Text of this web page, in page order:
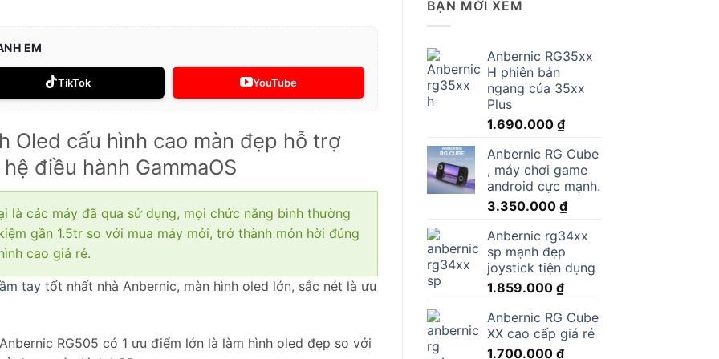
BẠN MỚI XEM
Anbernic RG35xx
H phiên bản
ngang của 35xx
Plus
1.690.000 ₫
Anbernic RG Cube
, máy chơi game
android cực mạnh.
3.350.000 ₫
Anbernic rg34xx
sp mạnh đẹp
joystick tiện dụng
1.859.000 ₫
Anbernic RG Cube
XX cao cấp giá rẻ
1.700.000 ₫
EM
TikTok YouTube
Oled cấu hình cao màn đẹp hỗ trợ
điều hành GammaOS
là các máy đã qua sử dụng, mọi chức năng bình thường
gần 1.5tr so với mua máy mới, trở thành món hời đúng
cao giá rẻ.
tay tốt nhất nhà Anbernic, màn hình oled lớn, sắc nét là ưu
RG505 có 1 ưu điểm lớn là làm hình oled đẹp so với